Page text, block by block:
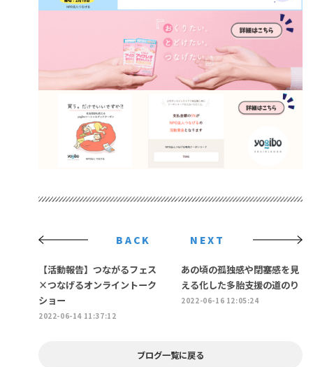
BACK
【活動報告】つながるフェス
×つなげるオンライントーク
ショー
2022-06-14 11:37:12
NEXT
あの頃の孤独感や閉塞感を見
える化した多胎支援の道のり
2022-06-16 12:05:24
ブログ一覧に戻る